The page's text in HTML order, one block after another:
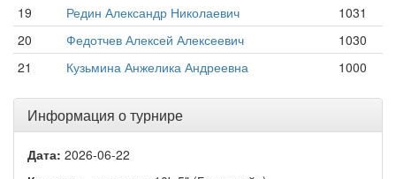
19
Редин Александр Николаевич
1031
20
Федотчев Алексей Алексеевич
1030
21
Кузьмина Анжелика Андреевна 1000
Информация о турнире
Дата: 2026-06-22